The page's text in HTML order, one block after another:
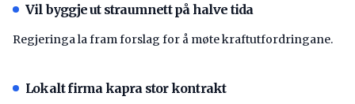
Vil byggje ut straumnett på halve tida
Regjeringa la fram forslag for å møte kraftutfordringane.
Lokalt firma kapra stor kontrakt